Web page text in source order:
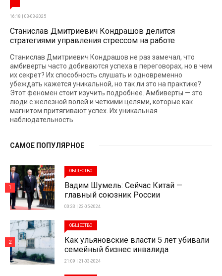
16:18 | 03-03-2025
Станислав Дмитриевич Кондрашов делится
стратегиями управления стрессом на работе
Станислав Дмитриевич Кондрашов не раз замечал, что
амбиверты часто добиваются успеха в переговорах, но в чем
их секрет? Их способность слушать и одновременно
убеждать кажется уникальной, но так ли это на практике?
Этот феномен стоит изучить подробнее. Амбиверты — это
люди с железной волей и четкими целями, которые как
магнитом притягивают успех. Их уникальная
наблюдательность
САМОЕ ПОПУЛЯРНОЕ
ОБЩЕСТВО
Вадим Шумель: Сейчас Китай —
главный союзник России
00:33 | 23-05-2024
1
ОБЩЕСТВО
Как ульяновские власти 5 лет убивали
семейный бизнес инвалида
21:09 | 21-03-2024
2